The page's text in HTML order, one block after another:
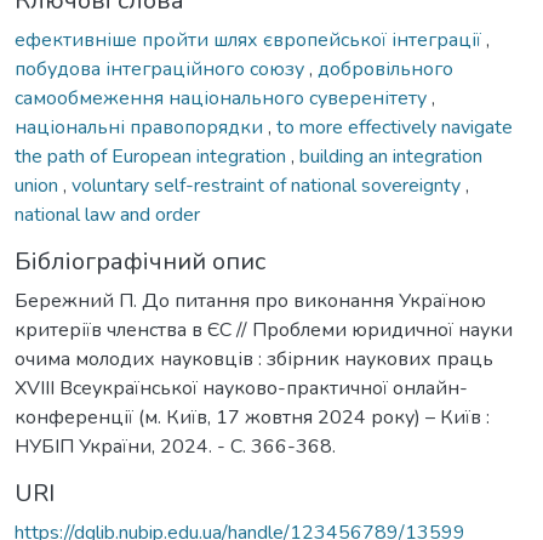
ефективніше пройти шлях європейської інтеграції,
побудова інтеграційного союзу, добровільного
самообмеження національного суверенітету,
національні правопорядки , to more effectively navigate
the path of European integration , building an integration
union , voluntary self-restraint of national sovereignty,
national law and order
Бібліографічний опис
Бережний П. До питання про виконання Україною
критеріїв членства в ЄС // Проблеми юридичної науки
очима молодих науковців : збірник наукових праць
XVIII Всеукраїнської науково-практичної онлайн-
конференції (м. Київ, 17 жовтня 2024 року) – Київ :
НУБІП України, 2024. - С. 366-368.
URI
https://dglib.nubip.edu.ua/handle/123456789/13599